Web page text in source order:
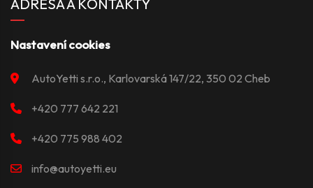
ADRESA A KONTAKTY
Nastavení cookies
AutoYetti s.r.o., Karlovarská 147/22, 350 02 Cheb
+420 777 642 221
+420 775 988 402
info@autoyetti.eu